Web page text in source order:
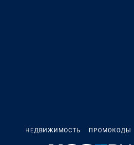
НЕДВИЖИМОСТЬ ПРОМОКОДЫ